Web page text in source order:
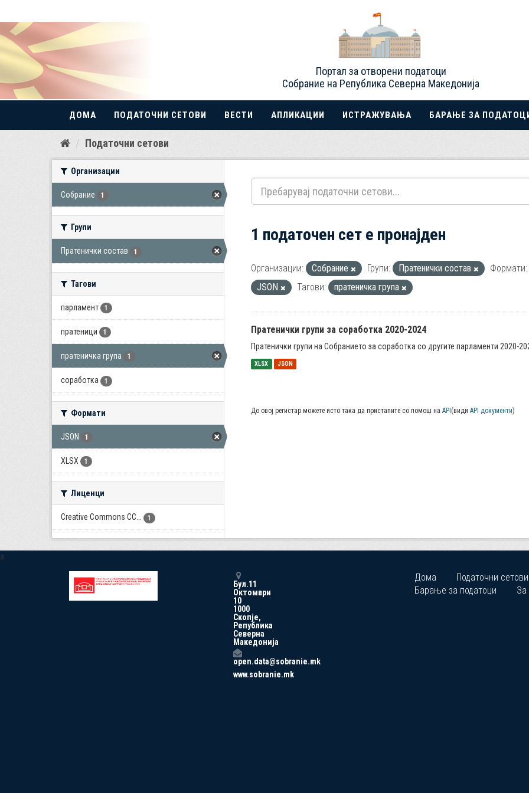
Прескокнете
Портал за отворени податоци
Собрание на Република Северна Македонија
ДОМА ПОДАТОЧНИ СЕТОВИ ВЕСТИ АПЛИКАЦИИ ИСТРАЖУВАЊА БАРАЊЕ ЗА
Податочни сетови
Организации
Собрание 1
Групи
Пратенички состав 1
Тагови
парламент 1
пратеници 1
пратеничка група 1
соработка 1
Формати
JSON 1
XLSX 1
Лиценци
Creative Commons CC... 1
1 податочен сет е пронајден
Организации: Собрание Групи: Пратенички состав
Формати:
JSON
Тагови: пратеничка група
Пратенички групи за соработка 2020-2024
Пратенички групи на Собранието за соработка со другите парламенти 2020-
XLSX JSON
До овој регистар можете исто така да пристапите со помош на API (види API документи)
a
Бул.11
Октомври
10
1000
Скопје,
Република
Северна
Македонија
open.data@sobranie.mk
www.sobranie.mk
Дома
Податочни сетови
Барање за податоци
За